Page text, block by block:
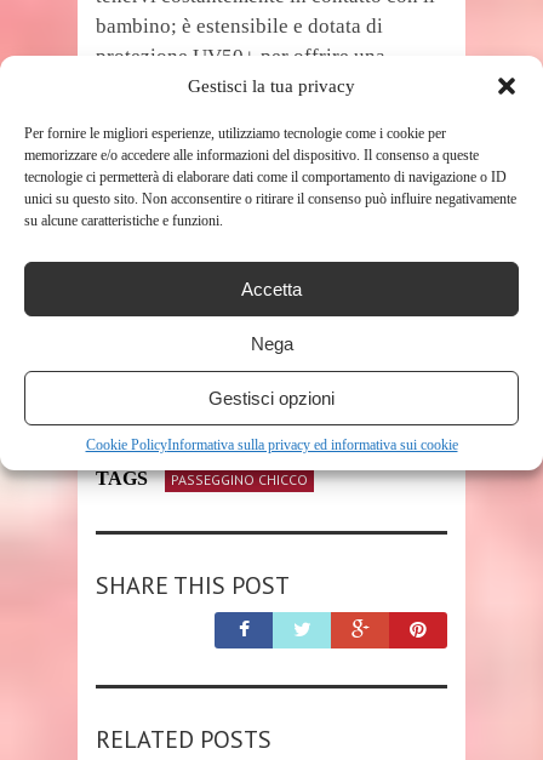
Gestisci la tua privacy
Per fornire le migliori esperienze, utilizziamo tecnologie come i cookie per
memorizzare e/o accedere alle informazioni del dispositivo. Il consenso a queste
tecnologie ci permetterà di elaborare dati come il comportamento di navigazione o ID
unici su questo sito. Non acconsentire o ritirare il consenso può influire negativamente
su alcune caratteristiche e funzioni.
Accetta
Nega
Gestisci opzioni
Cookie PolicyInformativa sulla privacy ed informativa sui cookie
bambino; è estensibile e dotata di
protezione UV50+ per offrire una
protezione elevata non solo in inverno
Prezzo:498,56 €
(alla data del Feb 25, 2023 14:15:53 UTC –
Dettagli)
TAGS PASSEGGINO CHICCO
SHARE THIS POST
RELATED POSTS